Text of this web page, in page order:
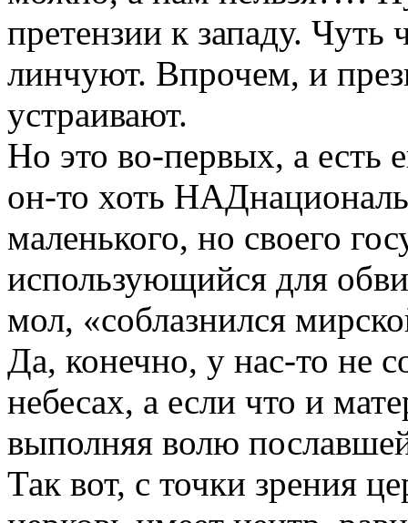
претензии к западу.
линчуют. Впрочем, и
устраивают.
Но это во-первых, а
он-то хоть
маленького, но своего
использующийся для
мол, «соблазнился
Да, конечно, у нас-то не
небесах, а если что и
выполняя волю
Так вот, с точки зрения